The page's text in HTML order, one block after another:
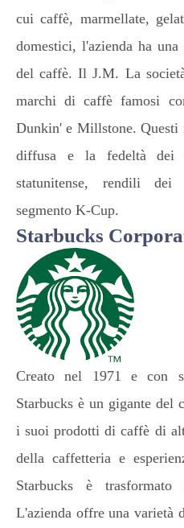
cui caffè, marmellate,
domestici, l'azienda ha
del caffè. Il J.M. La
marchi di caffè famosi
Dunkin' e Millstone. Questi
diffusa e la fedeltà dei
statunitense, rendili
segmento K-Cup.
Starbucks
Creato nel 1971 e con
Starbucks è un gigante del
i suoi prodotti di caffè di
della caffetteria e
Starbucks è
L'azienda offre una